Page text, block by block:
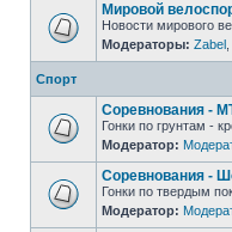
Мировой
Новости мирового
Модераторы: Zabel
Спорт
Соревнования -
Гонки по грунтам -
Модератор:
Соревнования -
Гонки по твердым
Модератор: